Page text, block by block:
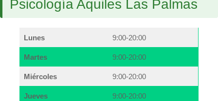
Psicología Aquiles Las Palmas
Lunes 9:00-20:00
Martes 9:00-20:00
Miércoles 9:00-20:00
Jueves 9:00-20:00